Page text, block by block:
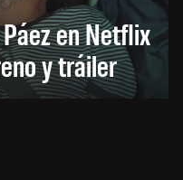
en Netflix
y tráiler